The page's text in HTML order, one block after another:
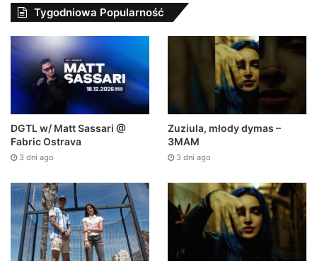
Tygodniowa Popularność
DGTL w/ Matt Sassari @
Fabric Ostrava
3 dni ago
Zuziula, młody dymas –
3MAM
3 dni ago